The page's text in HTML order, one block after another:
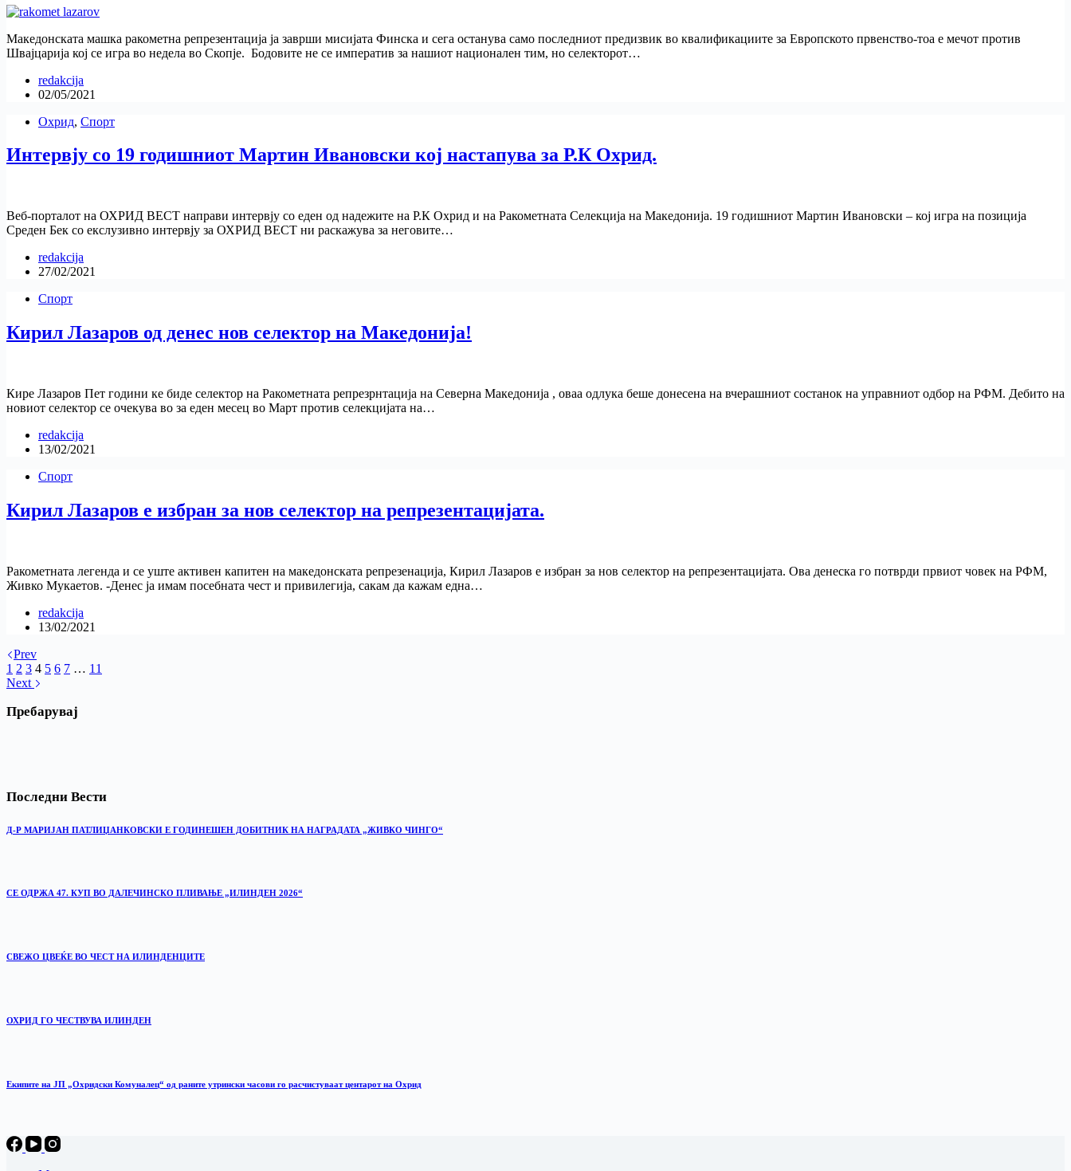
Македонската машка ракометна репрезентација ја заврши мисијата Финска и сега останува само последниот предизвик во квалификациите за Европското првенство-тоа е мечот против
Швајцарија кој се игра во недела во Скопје. Бодовите не се императив за нашиот национален тим, но селекторот…
redakcija
02/05/2021
Охрид, Спорт
Интервју со 19 годишниот Мартин Ивановски кој настапува за Р.К Охрид.
Веб-порталот на ОХРИД ВЕСТ направи интервју со еден од надежите на Р.К Охрид и на Ракометната Селекција на Македонија. 19 годишниот Мартин Ивановски – кој игра на позиција
Среден Бек со екслузивно интервју за ОХРИД ВЕСТ ни раскажува за неговите…
redakcija
27/02/2021
Спорт
Кирил Лазаров од денес нов селектор на Македонија!
Кире Лазаров Пет години ке биде селектор на Ракометната репрезрнтација на Северна Македонија , оваа одлука беше донесена на вчерашниот состанок на управниот одбор на РФМ. Дебито на
новиот селектор се очекува во за еден месец во Март против селекцијата на…
redakcija
13/02/2021
Спорт
Кирил Лазаров е избран за нов селектор на репрезентацијата.
Ракометната легенда и се уште активен капитен на македонската репрезенација, Кирил Лазаров е избран за нов селектор на репрезентацијата. Ова денеска го потврди првиот човек на РФМ,
Живко Мукаетов. -Денес ја имам посебната чест и привилегија, сакам да кажам една…
redakcija
13/02/2021
Prev
1 2 3 4 5 6 7 … 11
Next
Пребарувај
Последни Вести
Д-Р МАРИЈАН ПАТЛИЏАНКОВСКИ Е ГОДИНЕШЕН ДОБИТНИК НА НАГРАДАТА „ЖИВКО ЧИНГО“
СЕ ОДРЖА 47. КУП ВО ДАЛЕЧИНСКО ПЛИВАЊЕ „ИЛИНДЕН 2026“
‎СВЕЖО ЦВЕЌЕ ВО ЧЕСТ НА ИЛИНДЕНЦИТЕ
ОХРИД ГО ЧЕСТВУВА ИЛИНДЕН
Екипите на ЈП „Охридски Комуналец“ од раните утрински часови го расчистуваат центарот на Охрид